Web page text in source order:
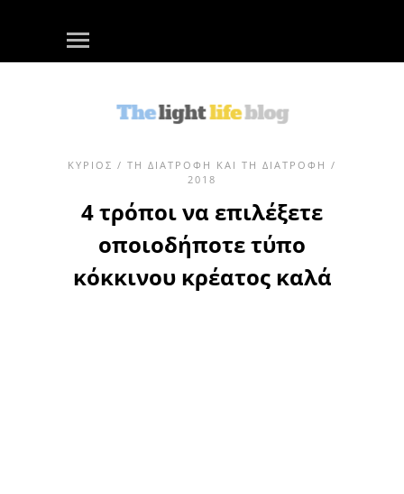
ΚΎΡΙΟΣ / ΤΗ ΔΙΑΤΡΟΦΉ ΚΑΙ ΤΗ ΔΙΑΤΡΟΦΉ /
2018
4 τρόποι να επιλέξετε
οποιοδήποτε τύπο
κόκκινου κρέατος καλά